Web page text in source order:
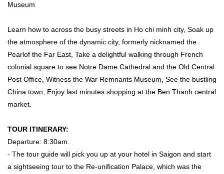
Museum
Learn how to across the busy streets in Ho chi minh city, Soak up
the atmosphere of the dynamic city, formerly nicknamed the
Pearlof the Far East, Take a delightful walking through French
colonial square to see Notre Dame Cathedral and the Old Central
Post Office, Witness the War Remnants Museum, See the bustling
China town, Enjoy last minutes shopping at the Ben Thanh central
market.
TOUR ITINERARY:
Departure: 8:30am.
- The tour guide will pick you up at your hotel in Saigon and start
a sightseeing tour to the Re-unification Palace, which was the